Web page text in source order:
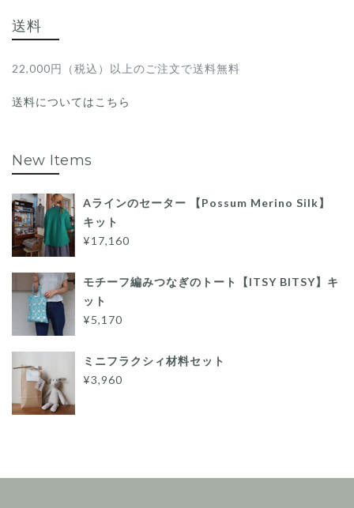
送料
22,000円（税込）以上のご注文で送料無料
送料についてはこちら
New Items
Aラインのセーター 【Possum Merino Silk】
キット
¥17,160
モチーフ編みつなぎのトート【ITSY BITSY】キ
ット
¥5,170
ミニフラクシィ材料セット
¥3,960